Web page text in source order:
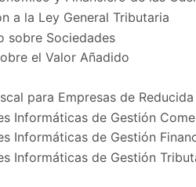
a la Ley General Tributaria
sobre Sociedades
el Valor Añadido
para Empresas de
Informáticas de Gestión
Informáticas de Gestión
Informáticas de Gestión